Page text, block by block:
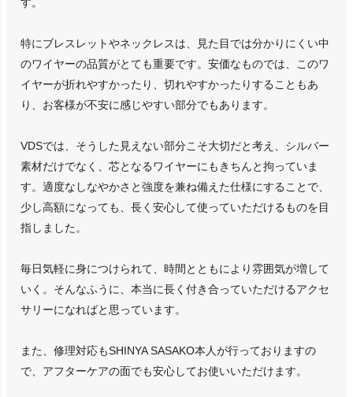
す。
特にブレスレットやネックレスは、見た目では分かりにくい中
のワイヤーの品質がとても重要です。安価なものでは、このワ
イヤーが折れやすかったり、切れやすかったりすることもあ
り、お客様が不安に感じやすい部分でもあります。
VDSでは、そうした見えない部分こそ大切だと考え、シルバー
素材だけでなく、芯となるワイヤーにもきちんと拘っていま
す。適度なしなやかさと強度を兼ね備えた仕様にすることで、
少し高額になっても、長く安心して使っていただけるものを目
指しました。
毎日気軽に身につけられて、時間とともにより雰囲気が増して
いく。そんなふうに、本当に長く付き合っていただけるアクセ
サリーになればと思っています。
また、修理対応もSHINYA SASAKO本人が行っておりますの
で、アフターケアの面でも安心してお使いいただけます。